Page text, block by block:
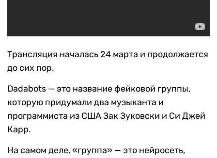
Трансляция началась 24 марта и продолжается
до сих пор.
Dadabots — это название фейковой группы,
которую придумали два музыканта и
программиста из США Зак Зуковски и Си Джей
Карр.
На самом деле, «группа» — это нейросеть,